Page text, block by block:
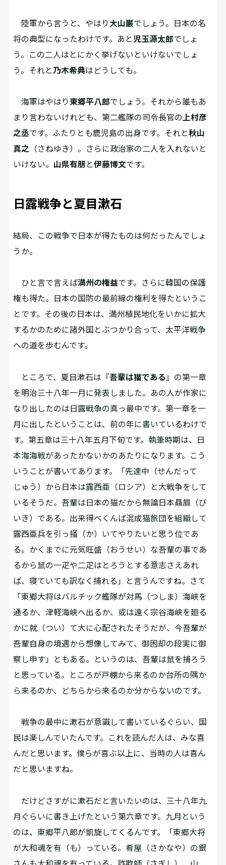
陸軍から言うと、やはり 大山巌でしょう。日本の名
将の典型になったわけです。あと 児玉源太郎でしょ
う。この二人はとにかく挙げないといけないでしょ
う。それと 乃木希典はどうしても。
海軍はやはり 東郷平八郎でしょう。それから誰もあ
まり言わないけれども、第二艦隊の司令長官の 上村彦
之丞です。ふたりとも鹿児島の出身です。それと秋山
真之 （さねゆき）。さらに政治家の二人を入れないと
いけない。 山県有朋 と伊藤博文です。
日露戦争と夏目漱石
――結局、この戦争で日本が得たものは何だったんでしょ
うか。
ひと言で言えば満州の権益です。さらに韓国の保護
権も得た。日本の国防の最前線の権利を得たというこ
とです。その後の日本は、満州植民地化をいかに拡大
するかのために諸外国とぶつかり合って、太平洋戦争
への道を歩むんです。
ところで、夏目漱石は『吾輩は猫である 』の第一章
を明治三十八年一月に発表しました。あの人が作家に
なり出したのは日露戦争の真っ最中です。第一章を一
月に出したということは、前の年に書いているわけで
す。第五章は三十八年五月下旬です。執筆時期は、日
本海海戦があったかないかのあたりになります。こう
いうことが書いてあります。「先達中（せんだって
じゅう）から日本は露西亜（ロシア）と大戦争をして
いるそうだ。吾輩は日本の猫だから無論日本贔屓（び
いき）である。出来得べくんば混成猫旅団を組織して
露西亜兵を引っ掻（か）いてやりたいと思う位であ
る。かくまでに元気旺盛（おうせい）な吾輩の事であ
るから鼠の一疋や二疋はとろうとする意志さえあれ
ば、寝ていても訳なく捕れる」と言うんですね。さて
「東郷大将はバルチック艦隊が対馬（つしま）海峡を
通るか、津軽海峡へ出るか、或は遠く宗谷海峡を廻る
かに就（つい）て大に心配されたそうだが、今吾輩が
吾輩自身の境遇から想像してみて、御困却の段実に御
察し申す」ともある。というのは、吾輩は鼠を捕ろう
と思っている。ところが戸棚から来るのか台所の隅か
ら来るのか、どちらから来るのか分からないのです。
戦争の最中に漱石が意識して書いているぐらい、国
民は楽しんでいたんです。これを読んだ人は、みな喜
んだと思います。僕らが喜ぶ以上に、当時の人は喜ん
だと思いますね。
だけどさすがに漱石だと言いたいのは、三十八年九
月ぐらいに書き上げたという第六章です。九月という
のは、東郷平八郎が凱旋してくるんです。「東郷大将
が大和魂を有（も）っている。肴屋（さかなや）の銀